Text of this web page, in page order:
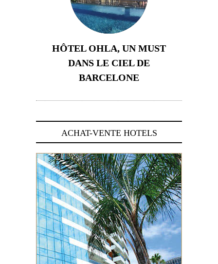
HÔTEL OHLA, UN MUST
DANS LE CIEL DE
BARCELONE
ACHAT-VENTE HOTELS